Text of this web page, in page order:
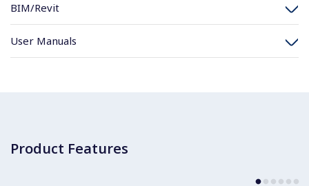
BIM/Revit
User Manuals
Product Features